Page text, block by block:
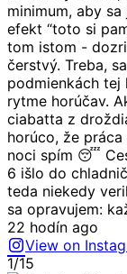
minimum, aby
efekt “toto si
tom istom -
čerstvý. Treba,
podmienkách
rytme horúčav.
ciabatta z
horúco, že
noci spím 😴
6 išlo do
teda niekedy
sa opravujem:
22 hodín ago
View on
1/15